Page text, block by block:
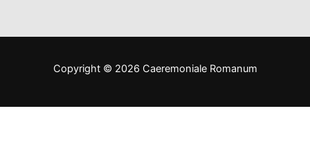
Copyright © 2026 Caeremoniale Romanum